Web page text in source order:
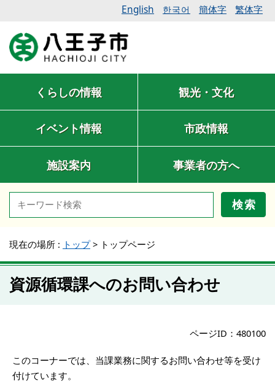
English 한국어 簡体字 繁体字
くらしの情報 観光・文化
イベント情報 市政情報
施設案内 事業者の方へ
検索
現在の場所 : トップ> トップページ
資源循環課へのお問い合わせ
ページID：480100
このコーナーでは、当課業務に関するお問い合わせ等を受け
付けています。